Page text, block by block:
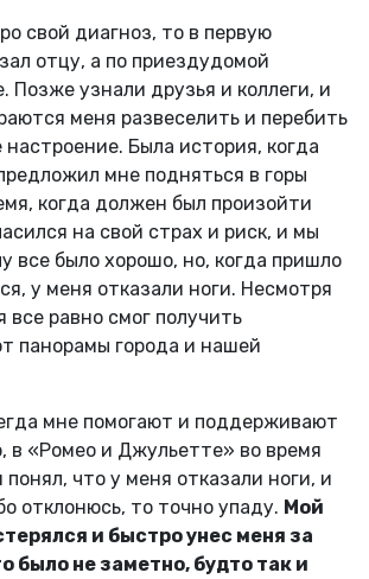
свой диагноз, то в первую
отцу, а по приездудомой
Позже узнали друзья и коллеги, и
меня развеселить и перебить
настроение. Была история, когда
мне подняться в горы
когда должен был произойти
на свой страх и риск, и мы
все было хорошо, но, когда пришло
у меня отказали ноги. Несмотря
все равно смог получить
панорамы города и нашей
мне помогают и поддерживают
в «Ромео и Джульетте» во время
понял, что у меня отказали ноги, и
отклонюсь, то точно упаду. Мой
и быстро унес меня за
было не заметно, будто так и